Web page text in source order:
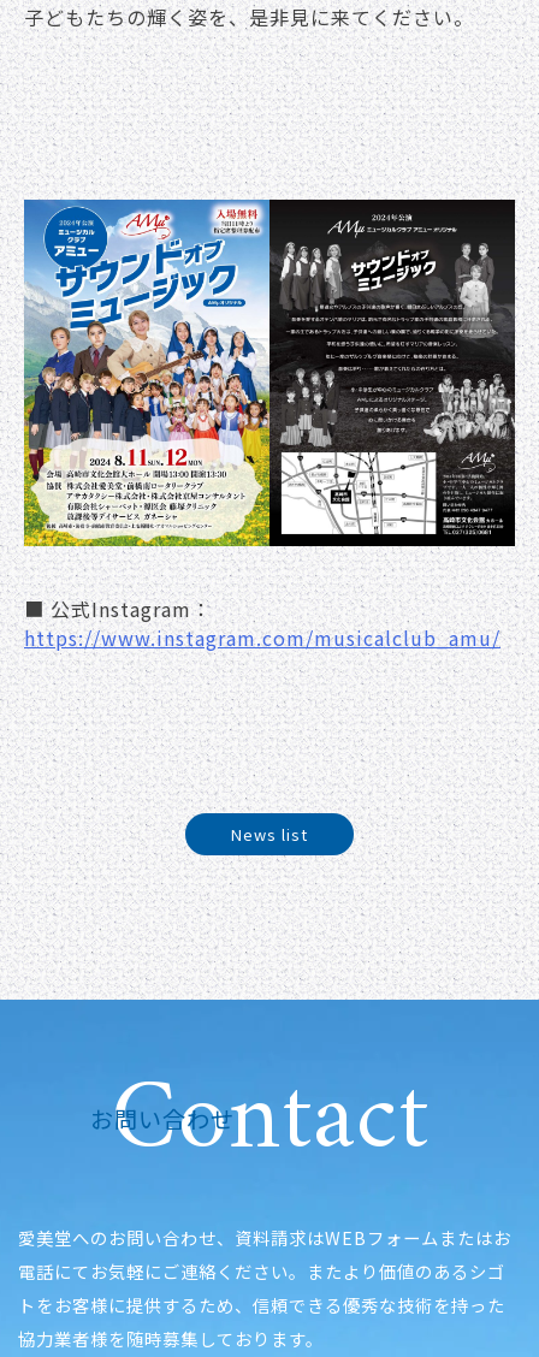
子どもたちの輝く姿を、是非見に来てください。
■ 公式Instagram：
https://www.instagram.com/musicalclub_amu/
News list
Contact
お問い合わせ
愛美堂へのお問い合わせ、資料請求はWEBフォームまたはお
電話にてお気軽にご連絡ください。またより価値のあるシゴ
トをお客様に提供するため、信頼できる優秀な技術を持った
協力業者様を随時募集しております。